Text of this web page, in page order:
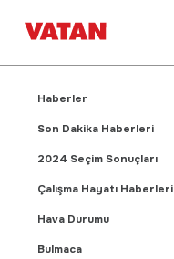
Haberler
Son Dakika Haberleri
2024 Seçim Sonuçları
Çalışma Hayatı Haberleri
Hava Durumu
Bulmaca